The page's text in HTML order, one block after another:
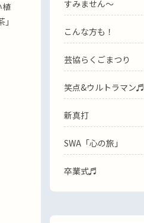
植
すみません〜
こんな方も！
芸協らくごまつり
笑点&ウルトラマン♬
新真打
SWA「心の旅」
卒業式♬